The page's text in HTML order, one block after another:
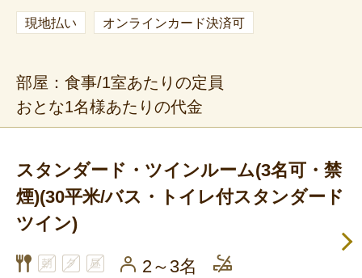
現地払い オンラインカード決済可
部屋：食事/1室あたりの定員
おとな1名様あたりの代金
スタンダード・ツインルーム(3名可・禁
煙)(30平米/バス・トイレ付スタンダード
ツイン)
2～3名